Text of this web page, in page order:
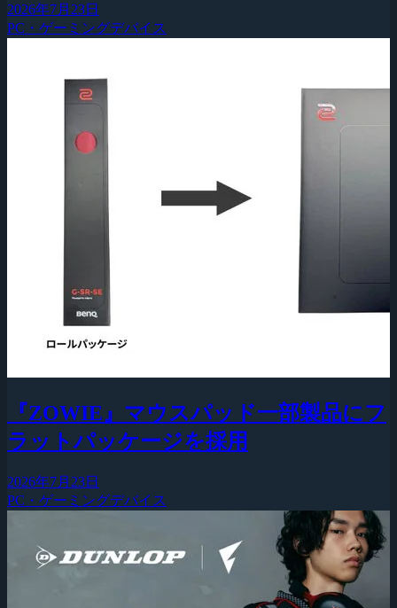
2026年7月23日
PC・ゲーミングデバイス
『ZOWIE』マウスパッド一部製品にフ
ラットパッケージを採用
2026年7月23日
PC・ゲーミングデバイス